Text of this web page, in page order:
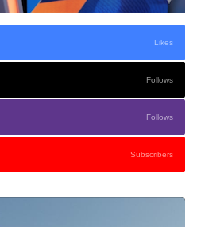
Likes
Follows
Follows
Subscribers